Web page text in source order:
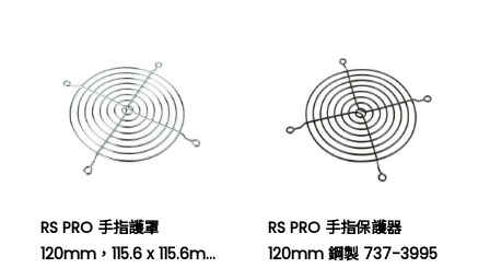
RS PRO 手指護罩
120mm，115.6 x 115.6mm
RS PRO 手指保護器
120mm 鋼製 737-3995